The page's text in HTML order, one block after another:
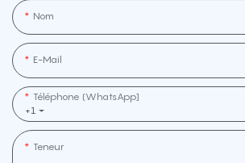
Nom
E-Mail
+1
Téléphone (WhatsApp]
Teneur